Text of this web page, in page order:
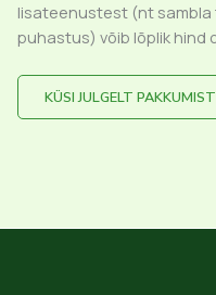
lisateenustest (nt sambla
puhastus) võib lõplik hind
KÜSI JULGELT PAKKUMIST